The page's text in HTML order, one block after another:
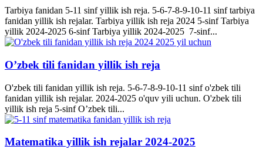
Tarbiya fanidan 5-11 sinf yillik ish reja. 5-6-7-8-9-10-11 sinf tarbiya
fanidan yillik ish rejalar. Tarbiya yillik ish reja 2024 5-sinf Tarbiya
yillik 2024-2025 6-sinf Tarbiya yillik 2024-2025 7-sinf...
O’zbek tili fanidan yillik ish reja
O'zbek tili fanidan yillik ish reja. 5-6-7-8-9-10-11 sinf o'zbek tili
fanidan yillik ish rejalar. 2024-2025 o'quv yili uchun. O'zbek tili
yillik ish reja 5-sinf O’zbek tili...
Matematika yillik ish rejalar 2024-2025